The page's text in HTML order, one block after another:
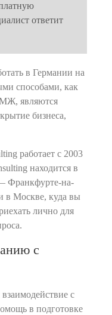
ответит
в Германии на
способами, как
являются
бизнеса,
работает с 2003
находится в
Франкфурте-на-
Москве, куда вы
лично для
с
с
в подготовке